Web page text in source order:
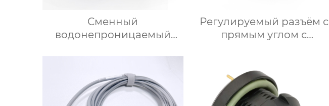
Сменный
водонепроницаемый
Регулируемый разъём с
прямым углом с